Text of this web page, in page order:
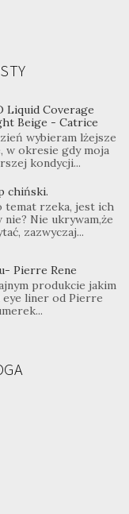
Liquid Coverage
Beige - Catrice
wybieram lżejsze
w okresie gdy moja
kondycji...
chiński.
temat rzeka, jest ich
Nie ukrywam,że
zazwyczaj...
Pierre Rene
produkcie jakim
liner od Pierre